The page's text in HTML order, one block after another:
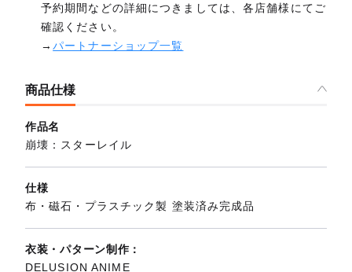
予約期間などの詳細につきましては、各店舗様にてご
確認ください。
→パートナーショップ一覧
商品仕様
作品名
崩壊：スターレイル
仕様
布・磁石・プラスチック製 塗装済み完成品
衣装・パターン制作：
DELUSION ANIME